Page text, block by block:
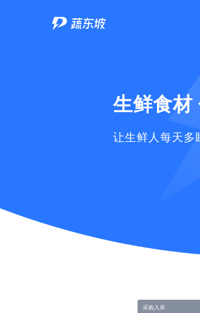
生鲜食材
让生鲜人每天多
采购入库